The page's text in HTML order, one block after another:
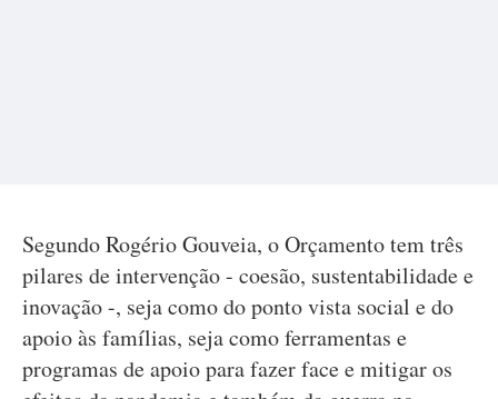
Segundo Rogério Gouveia, o Orçamento tem três
pilares de intervenção - coesão, sustentabilidade e
inovação -, seja como do ponto vista social e do
apoio às famílias, seja como ferramentas e
programas de apoio para fazer face e mitigar os